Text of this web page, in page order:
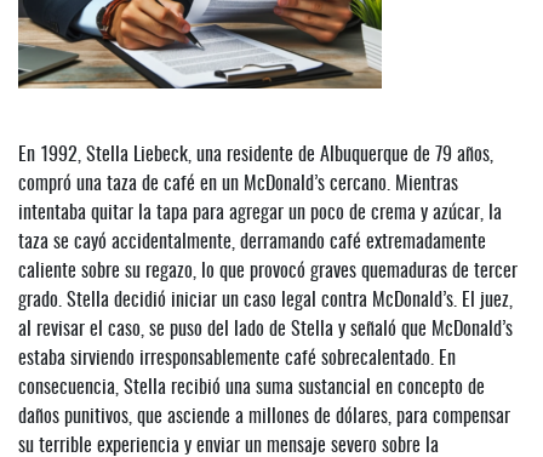
En 1992, Stella Liebeck, una residente de Albuquerque de 79 años,
compró una taza de café en un McDonald’s cercano. Mientras
intentaba quitar la tapa para agregar un poco de crema y azúcar, la
taza se cayó accidentalmente, derramando café extremadamente
caliente sobre su regazo, lo que provocó graves quemaduras de tercer
grado. Stella decidió iniciar un caso legal contra McDonald’s. El juez,
al revisar el caso, se puso del lado de Stella y señaló que McDonald’s
estaba sirviendo irresponsablemente café sobrecalentado. En
consecuencia, Stella recibió una suma sustancial en concepto de
daños punitivos, que asciende a millones de dólares, para compensar
su terrible experiencia y enviar un mensaje severo sobre la